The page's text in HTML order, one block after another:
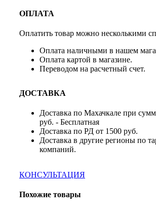
ОПЛАТА
Оплатить товар можно несколькими
Оплата наличными в нашем
Оплата картой в магазине.
Переводом на расчетный счет.
ДОСТАВКА
Доставка по Махачкале при
руб. - Бесплатная
Доставка по РД от 1500 руб.
Доставка в другие регионы по
компаний.
КОНСУЛЬТАЦИЯ
Похожие товары